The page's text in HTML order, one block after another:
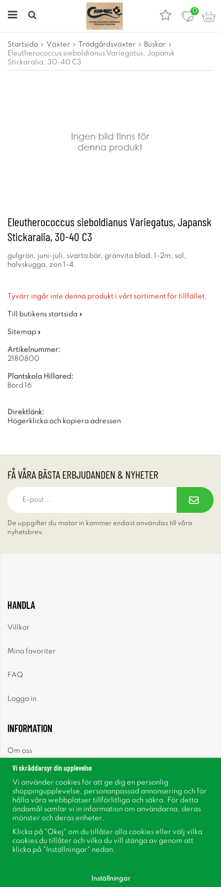
0
Startsida Växter Trädgårdsväxter
Buskar
Eleutherococcus sieboldianus Variegatus, Japansk
Stickaralia, 30-40 C3
Eleutherococcus sieboldianus Variegatus, Japansk
Stickaralia, 30-40 C3
gulgrön, juni-juli, svarta bär, grönvita blad, 1-2m, sol,
halvskugga, zon 1-4.
Tyvärr ingår inte denna produkt i vårt sortiment för tillfället.
Till butikens startsida »
Sitemap »
Artikelnummer:
2180800
Plantskola Hillared:
Bord 16
Direktlänk:
Högerklicka och kopiera adressen
FÅ VÅRA BÄSTA ERBJUDANDEN & NYHETER
De uppgifter du matar in kommer endast användas till våra
nyhetsbrev.
HANDLA
Villkor
Mina favoriter
FAQ
Logga in
INFORMATION
Om oss
Nyhetsbrev
Om cookies
Inspiration
Vi skräddarsyr din upplevelse
Vi använder cookies för att ge dig en personlig
shoppingupplevelse, personanpassad annonsering och för
hålla våra webbplatser tillförlitliga och säkra. För detta
ändamål samlar vi in information om användarna, deras
mönster och deras enheter.
Klicka på "Okej" om du tillåter alla cookies eller välj vilka
cookies du tillåter och vilka du vill stänga av genom att
klicka på "Inställningar" nedan.
Inställningar